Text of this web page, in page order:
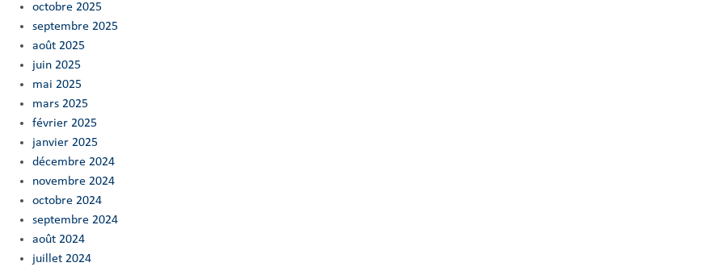
octobre 2025
septembre 2025
août 2025
juin 2025
mai 2025
mars 2025
février 2025
janvier 2025
décembre 2024
novembre 2024
octobre 2024
septembre 2024
août 2024
juillet 2024